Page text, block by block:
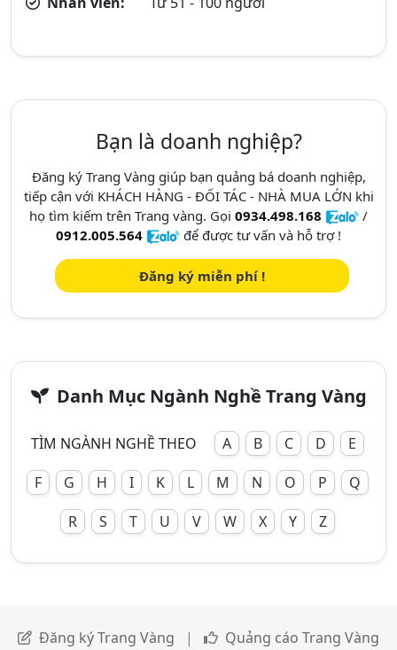
Bạn là doanh nghiệp?
Đăng ký Trang Vàng giúp bạn quảng bá doanh nghiệp,
tiếp cận với KHÁCH HÀNG - ĐỐI TÁC - NHÀ MUA LỚN khi
họ tìm kiếm trên Trang vàng. Gọi 0934.498.168
/
0912.005.564
để được tư vấn và hỗ trợ !
Đăng ký miễn phí !
Danh Mục Ngành Nghề Trang Vàng
TÌM NGÀNH NGHỀ THEO A B C D
E
F
G H I K L M N O P
Q
R
S T U V W X Y Z
Đăng ký Trang Vàng | Quảng cáo Trang Vàng